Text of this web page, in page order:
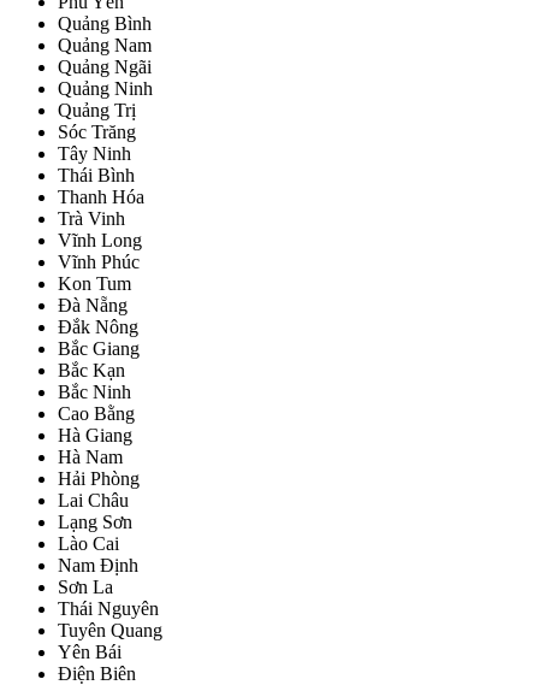
Quảng Bình
Quảng Nam
Quảng Ngãi
Quảng Ninh
Quảng Trị
Sóc Trăng
Tây Ninh
Thái Bình
Thanh Hóa
Trà Vinh
Vĩnh Long
Vĩnh Phúc
Kon Tum
Đà Nẵng
Đắk Nông
Bắc Giang
Bắc Kạn
Bắc Ninh
Cao Bằng
Hà Giang
Hà Nam
Hải Phòng
Lai Châu
Lạng Sơn
Lào Cai
Nam Định
Sơn La
Thái Nguyên
Tuyên Quang
Yên Bái
Điện Biên